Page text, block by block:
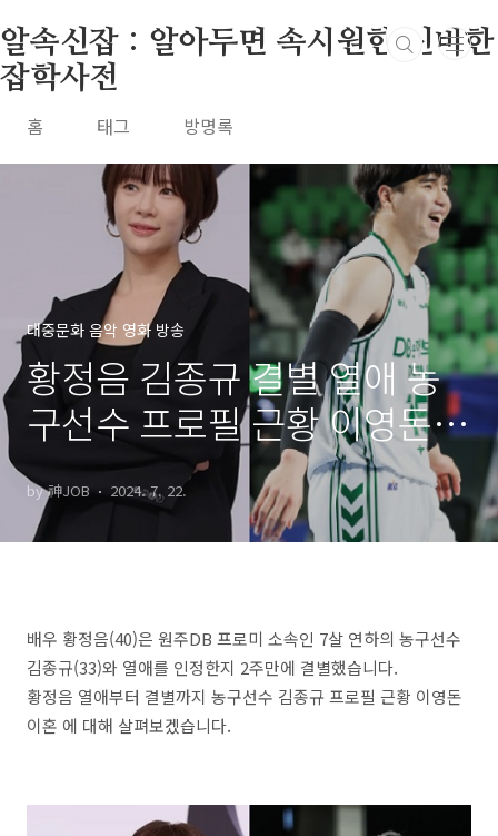
알속신잡 : 알아두면 속시원한 신비한
잡학사전
홈 태그 방명록
대중문화 음악 영화 방송
황정음 김종규 결별 열애 농
구선수 프로필 근황 이영돈
이혼
by 神JOB 2024. 7. 22.
배우 황정음(40)은 원주DB 프로미 소속인 7살 연하의 농구선수
김종규(33)와 열애를 인정한지 2주만에 결별했습니다.
황정음 열애부터 결별까지 농구선수 김종규 프로필 근황 이영돈
이혼 에 대해 살펴보겠습니다.